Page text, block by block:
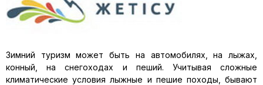
Зимний туризм может быть на автомобилях, на лыжах,
конный, на снегоходах и пеший. Учитывая сложные
климатические условия лыжные и пешие походы, бывают